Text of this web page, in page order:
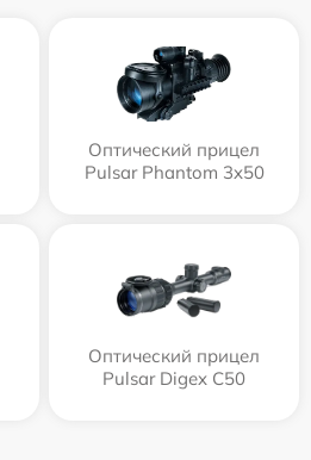
Оптический прицел
Pulsar Phantom 3x50
Оптический прицел
Pulsar Digex C50